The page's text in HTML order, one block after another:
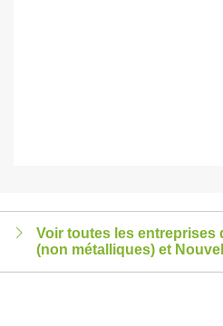
Voir toutes les entreprises
(non métalliques) et